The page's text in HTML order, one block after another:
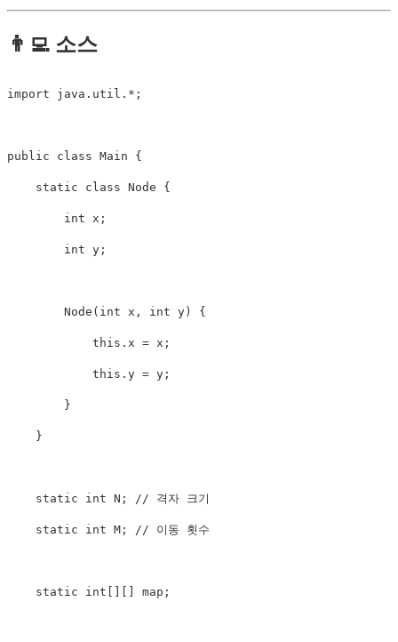
👨‍💻 소스
import java . util . * ;
public class Main {
static class Node {
int x ;
int y ;
Node ( int x , int y) {
this . x = x ;
this . y = y ;
}
}
static int N ; // 격자 크기
static int M ; // 이동 횟수
static int [ ] [ ] map ;